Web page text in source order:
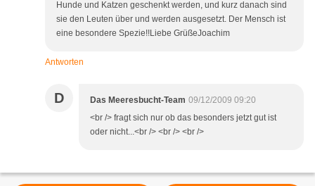
Hunde und Katzen geschenkt werden, und kurz danach sind
sie den Leuten über und werden ausgesetzt. Der Mensch ist
eine besondere Spezie!!Liebe GrüßeJoachim
Antworten
D Das Meeresbucht-Team 09/12/2009 09:20
<br /> fragt sich nur ob das besonders jetzt gut ist
oder nicht...<br /> <br /> <br />